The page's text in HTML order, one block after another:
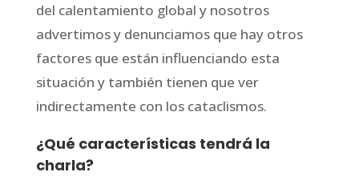
del calentamiento global y nosotros
advertimos y denunciamos que hay otros
factores que están influenciando esta
situación y también tienen que ver
indirectamente con los cataclismos.
¿Qué características tendrá la
charla?